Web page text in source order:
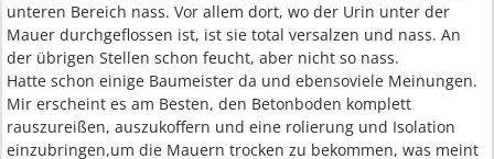
unteren Bereich nass. Vor allem dort, wo der Urin unter der
Mauer durchgeflossen ist, ist sie total versalzen und nass. An
der übrigen Stellen schon feucht, aber nicht so nass.
Hatte schon einige Baumeister da und ebensoviele Meinungen.
Mir erscheint es am Besten, den Betonboden komplett
rauszureißen, auszukoffern und eine rolierung und Isolation
einzubringen,um die Mauern trocken zu bekommen, was meint